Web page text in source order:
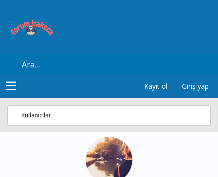
Kayıt ol Giriş yap
Kullanıcılar